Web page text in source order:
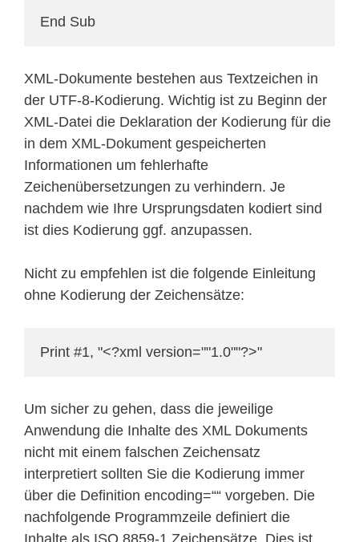
End Sub
XML-Dokumente bestehen aus Textzeichen in
der UTF-8-Kodierung. Wichtig ist zu Beginn der
XML-Datei die Deklaration der Kodierung für die
in dem XML-Dokument gespeicherten
Informationen um fehlerhafte
Zeichenübersetzungen zu verhindern. Je
nachdem wie Ihre Ursprungsdaten kodiert sind
ist dies Kodierung ggf. anzupassen.
Nicht zu empfehlen ist die folgende Einleitung
ohne Kodierung der Zeichensätze:
Print #1, "<?xml version=""1.0""?>"
Um sicher zu gehen, dass die jeweilige
Anwendung die Inhalte des XML Dokuments
nicht mit einem falschen Zeichensatz
interpretiert sollten Sie die Kodierung immer
über die Definition encoding=““ vorgeben. Die
nachfolgende Programmzeile definiert die
Inhalte als ISO 8859-1 Zeichensätze. Dies ist